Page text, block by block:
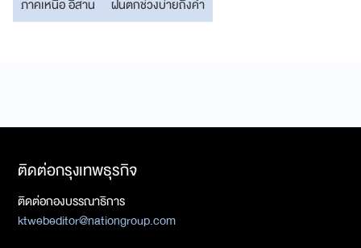
ภาคเหนือ อีสาน
ฝนตกช่วงบ่ายถึงค่ำ
ติดต่อกรุงเทพธุรกิจ
ติดต่อกองบรรณาธิการ
ktwebeditor@nationgroup.com